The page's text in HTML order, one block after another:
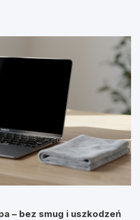
– bez smug i uszkodzeń